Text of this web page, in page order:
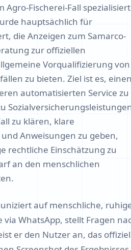
Agro-Fischerei-Fall spezialisiert
hauptsächlich für
die Anzeigen zum Samarco-
zur offiziellen
Vorqualifizierung von
zu bieten. Ziel ist es,
automatisierten Service zu
zu klären, klare
Anweisungen zu geben,
rechtliche Einschätzung zu
an den menschlichen
auf menschliche,
via WhatsApp, stellt Fragen
er den Nutzer an, das